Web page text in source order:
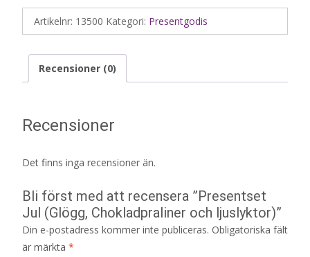
Artikelnr: 13500 Kategori: Presentgodis
Recensioner (0)
Recensioner
Det finns inga recensioner än.
Bli först med att recensera ”Presentset
Jul (Glögg, Chokladpraliner och ljuslyktor)”
Din e-postadress kommer inte publiceras. Obligatoriska fält
är märkta *